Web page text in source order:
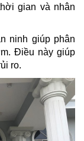
gian và nhân
ninh giúp phân
Điều này giúp
ro.